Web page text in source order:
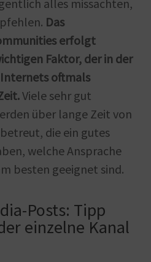
alles missachten,
Das
erfolgt
Faktor, der in der
oftmals
Viele sehr gut
über lange Zeit von
die ein gutes
welche Ansprache
besten geeignet sind.
Posts: Tipp
einzelne Kanal